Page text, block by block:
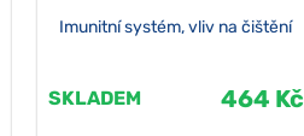
Imunitní systém, vliv na čištění
SKLADEM 464 Kč